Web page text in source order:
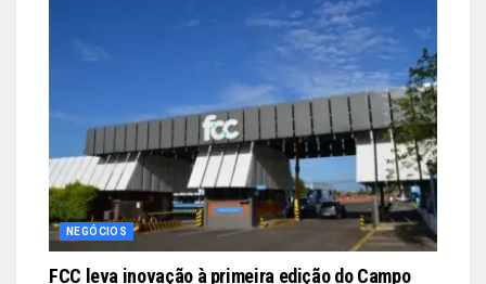
NEGÓCIOS
FCC leva inovação à primeira edição do Campo